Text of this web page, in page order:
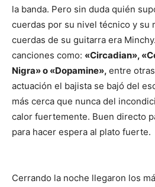
la banda. Pero sin duda quién
cuerdas por su nivel técnico y su
cuerdas de su guitarra era
canciones como: «Circadian»,
Nigra» o «Dopamine», entre
actuación el bajista se bajó del
más cerca que nunca del
calor fuertemente. Buen directo
para hacer espera al plato fuerte.
Cerrando la noche llegaron los